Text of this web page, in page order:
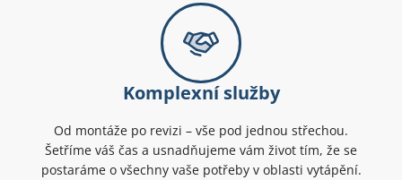
Komplexní služby
Od montáže po revizi – vše pod jednou střechou.
Šetříme váš čas a usnadňujeme vám život tím, že se
postaráme o všechny vaše potřeby v oblasti vytápění.